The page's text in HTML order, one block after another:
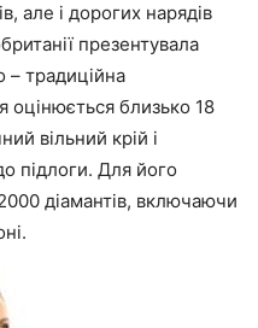
але і дорогих нарядів
презентувала
– традиційна
оцінюється близько 18
вільний крій і
підлоги. Для його
діамантів, включаючи